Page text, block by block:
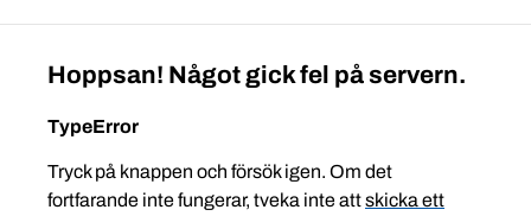
Hoppsan! Något gick fel på servern.
TypeError
Tryck på knappen och försök igen. Om det
fortfarande inte fungerar, tveka inte attskicka ett